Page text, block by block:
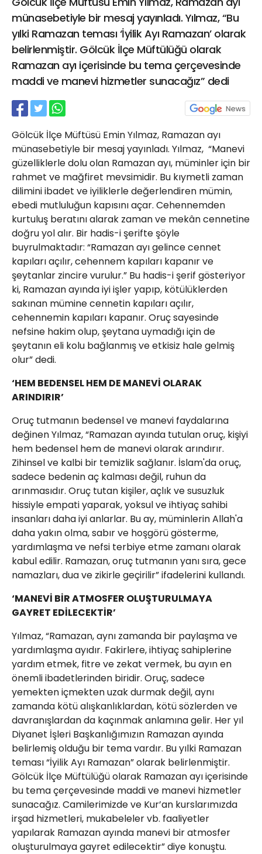
münasebetiyle bir mesaj yayınladı. Yılmaz, “Bu
yılki Ramazan teması ‘İyilik Ayı Ramazan’ olarak
belirlenmiştir. Gölcük İlçe Müftülüğü olarak
Ramazan ayı içerisinde bu tema çerçevesinde
maddi ve manevi hizmetler sunacağız” dedi
Gölcük İlçe Müftüsü Emin Yılmaz, Ramazan ayı
münasebetiyle bir mesaj yayınladı. Yılmaz, “Manevi
güzelliklerle dolu olan Ramazan ayı, müminler için bir
rahmet ve mağfiret mevsimidir. Bu kıymetli zaman
dilimini ibadet ve iyiliklerle değerlendiren mümin,
ebedi mutluluğun kapısını açar. Cehennemden
kurtuluş beratını alarak zaman ve mekân cennetine
doğru yol alır. Bir hadis-i şerifte şöyle
buyrulmaktadır: “Ramazan ayı gelince cennet
kapıları açılır, cehennem kapıları kapanır ve
şeytanlar zincire vurulur.” Bu hadis-i şerif gösteriyor
ki, Ramazan ayında iyi işler yapıp, kötülüklerden
sakınan mümine cennetin kapıları açılır,
cehennemin kapıları kapanır. Oruç sayesinde
nefsine hakim olup, şeytana uymadığı için de
şeytanın eli kolu bağlanmış ve etkisiz hale gelmiş
olur” dedi.
‘HEM BEDENSEL HEM DE MANEVİ OLARAK
ARINDIRIR’
Oruç tutmanın bedensel ve manevi faydalarına
değinen Yılmaz, “Ramazan ayında tutulan oruç, kişiyi
hem bedensel hem de manevi olarak arındırır.
Zihinsel ve kalbi bir temizlik sağlanır. İslam'da oruç,
sadece bedenin aç kalması değil, ruhun da
arınmasıdır. Oruç tutan kişiler, açlık ve susuzluk
hissiyle empati yaparak, yoksul ve ihtiyaç sahibi
insanları daha iyi anlarlar. Bu ay, müminlerin Allah'a
daha yakın olma, sabır ve hoşgörü gösterme,
yardımlaşma ve nefsi terbiye etme zamanı olarak
kabul edilir. Ramazan, oruç tutmanın yanı sıra, gece
namazları, dua ve zikirle geçirilir” ifadelerini kullandı.
‘MANEVİ BİR ATMOSFER OLUŞTURULMAYA
GAYRET EDİLECEKTİR’
Yılmaz, “Ramazan, aynı zamanda bir paylaşma ve
yardımlaşma ayıdır. Fakirlere, ihtiyaç sahiplerine
yardım etmek, fitre ve zekat vermek, bu ayın en
önemli ibadetlerinden biridir. Oruç, sadece
yemekten içmekten uzak durmak değil, aynı
zamanda kötü alışkanlıklardan, kötü sözlerden ve
davranışlardan da kaçınmak anlamına gelir. Her yıl
Diyanet İşleri Başkanlığımızın Ramazan ayında
belirlemiş olduğu bir tema vardır. Bu yılki Ramazan
teması “İyilik Ayı Ramazan” olarak belirlenmiştir.
Gölcük İlçe Müftülüğü olarak Ramazan ayı içerisinde
bu tema çerçevesinde maddi ve manevi hizmetler
sunacağız. Camilerimizde ve Kur’an kurslarımızda
irşad hizmetleri, mukabeleler vb. faaliyetler
yapılarak Ramazan ayında manevi bir atmosfer
oluşturulmaya gayret edilecektir” diye konuştu.
21 Gölcük
02624132333
haber@golcukpostasi.com